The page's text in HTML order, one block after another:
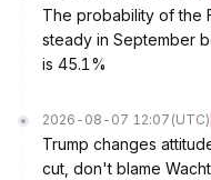
The probability of the
steady in September
is 45.1%
2026-08-07 12:07 (UTC)
Trump changes
cut, don't blame